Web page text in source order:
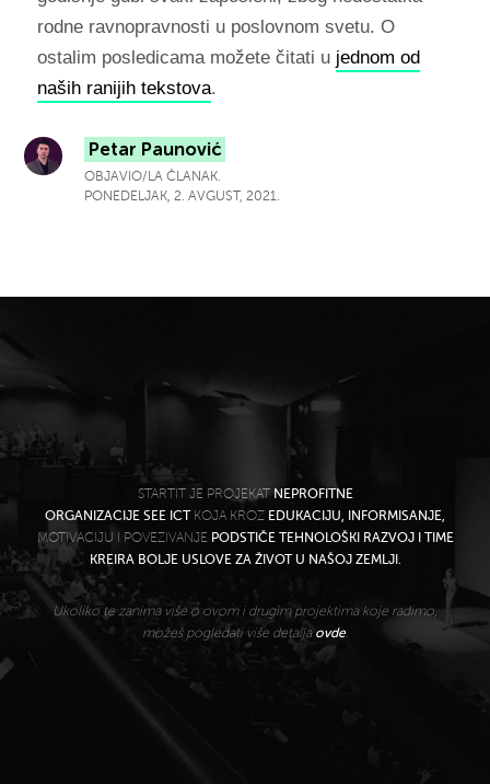
rodne ravnopravnosti u poslovnom svetu. O
ostalim posledicama možete čitati u jednom od
naših ranijih tekstova.
Petar Paunović
OBJAVIO/LA ČLANAK.
PONEDELJAK, 2. AVGUST, 2021.
STARTIT JE PROJEKATNEPROFITNE
ORGANIZACIJE SEE ICTKOJA KROZ EDUKACIJU, INFORMISANJE,
MOTIVACIJU I POVEZIVANJE PODSTIČE TEHNOLOŠKI RAZVOJ I TIME
KREIRA BOLJE USLOVE ZA ŽIVOT U NAŠOJ ZEMLJI.
Ukoliko te zanima više o ovom i drugim projektima koje radimo,
možeš pogledati više detalja ovde.